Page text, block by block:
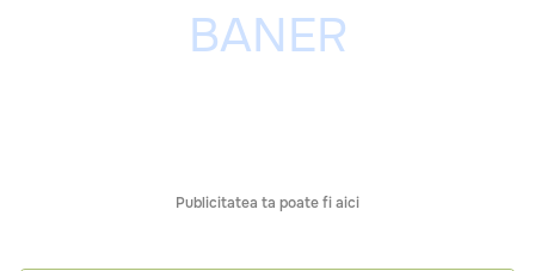
Publicitatea ta poate fi aici